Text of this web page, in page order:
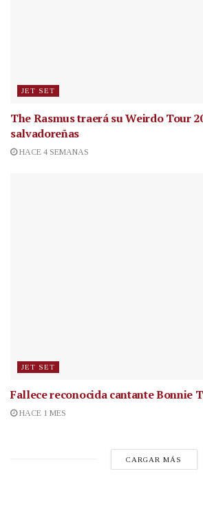
JET SET
The Rasmus traerá su Weirdo Tour
salvadoreñas
HACE 4 SEMANAS
JET SET
Fallece reconocida cantanteBonnie
HACE 1 MES
CARGAR MÁS